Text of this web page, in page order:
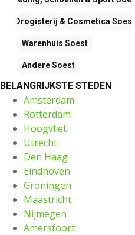
Drogisterij & Cosmetica Soest
Warenhuis Soest
AndereSoest
BELANGRIJKSTE STEDEN
Amsterdam
Rotterdam
Hoogvliet
Utrecht
Den Haag
Eindhoven
Groningen
Maastricht
Nijmegen
Amersfoort